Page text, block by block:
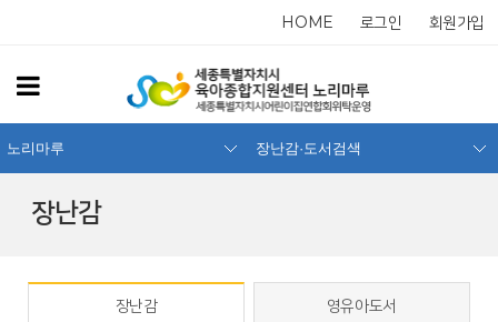
HOME 로그인 회원가입
장난감
노리마루 장난감·도서검색
장난감 영유아도서